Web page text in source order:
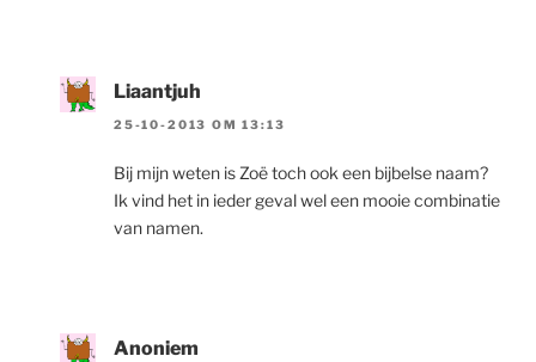
Liaantjuh
25-10-2013 OM 13:13
Bij mijn weten is Zoë toch ook een bijbelse naam?
Ik vind het in ieder geval wel een mooie combinatie
van namen.
Anoniem